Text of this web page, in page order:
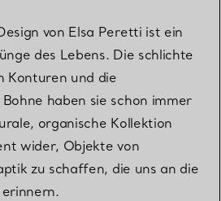
von Elsa Peretti ist ein
des Lebens. Die schlichte
Konturen und die
haben sie schon immer
organische Kollektion
wider, Objekte von
zu schaffen, die uns an die